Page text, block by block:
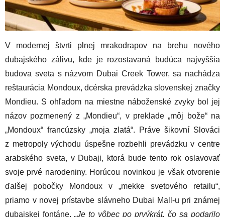
V modernej štvrti plnej mrakodrapov na brehu nového
dubajského zálivu, kde je rozostavaná budúca najvyššia
budova sveta s názvom Dubai Creek Tower, sa nachádza
reštaurácia Mondoux, dcérska prevádzka slovenskej značky
Mondieu. S ohľadom na miestne náboženské zvyky bol jej
názov pozmenený z „Mondieu“, v preklade „môj bože“ na
„Mondoux“ francúzsky „moja zlatá“. Práve šikovní Slováci
z metropoly východu úspešne rozbehli prevádzku v centre
arabského sveta, v Dubaji, ktorá bude tento rok oslavovať
svoje prvé narodeniny. Horúcou novinkou je však otvorenie
ďalšej pobočky Mondoux v „mekke svetového retailu“,
priamo v novej prístavbe slávneho Dubai Mall-u pri známej
dubajskej fontáne. „Je to vôbec po prvýkrát, čo sa podarilo